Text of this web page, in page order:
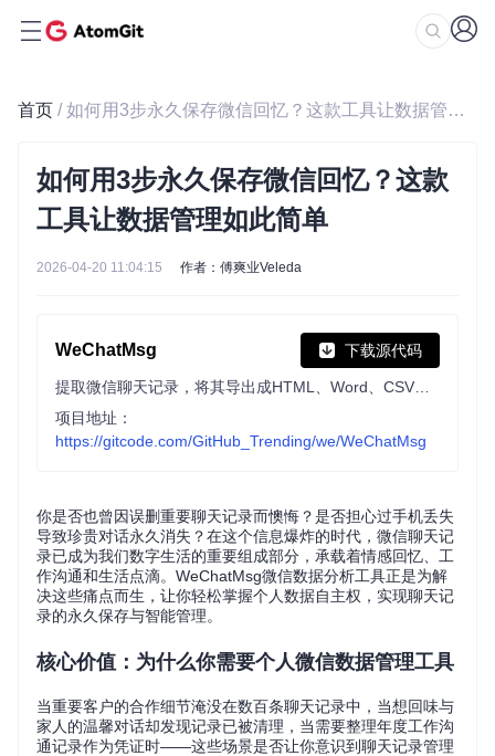
首页 / 如何用3步永久保存微信回忆？这款工具让数据管理如此简单
如何用3步永久保存微信回忆？这款
工具让数据管理如此简单
2026-04-20 11:04:15 作者：傅爽业Veleda
WeChatMsg 下载源代码
项目地址：
https://gitcode.com/GitHub_Trending/we/WeChatMsg
你是否也曾因误删重要聊天记录而懊悔？是否担心过手机丢失
导致珍贵对话永久消失？在这个信息爆炸的时代，微信聊天记
录已成为我们数字生活的重要组成部分，承载着情感回忆、工
作沟通和生活点滴。WeChatMsg微信数据分析工具正是为解
决这些痛点而生，让你轻松掌握个人数据自主权，实现聊天记
录的永久保存与智能管理。
核心价值：为什么你需要个人微信数据管理工具
当重要客户的合作细节淹没在数百条聊天记录中，当想回味与
家人的温馨对话却发现记录已被清理，当需要整理年度工作沟
通记录作为凭证时——这些场景是否让你意识到聊天记录管理